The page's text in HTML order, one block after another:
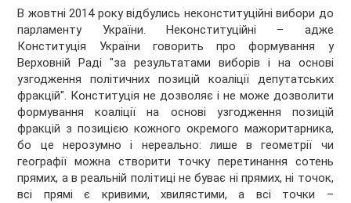
В жовтні 2014 року відбулись неконституційні вибори до
парламенту України. Неконституційні – адже
Конституція України говорить про формування у
Верховній Раді "за результатами виборів і на основі
узгодження політичних позицій коаліції депутатських
фракцій". Конституція не дозволяє і не може дозволити
формування коаліції на основі узгодження позицій
фракцій з позицією кожного окремого мажоритарника,
бо це нерозумно і нереально: лише в геометрії чи
географії можна створити точку перетинання сотень
прямих, а в реальній політиці не буває ні прямих, ні точок,
всі прямі є кривими, хвилястими, а всі точки –